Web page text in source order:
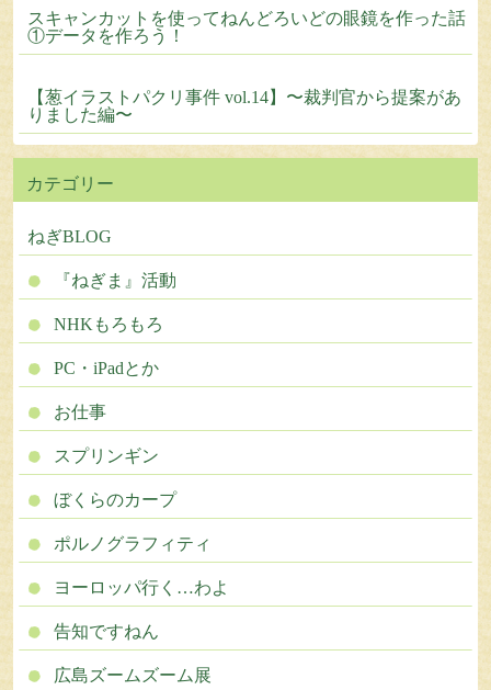
スキャンカットを使ってねんどろいどの眼鏡を作った話
①データを作ろう！
【葱イラストパクリ事件 vol.14】〜裁判官から提案があ
りました編〜
カテゴリー
ねぎBLOG
『ねぎま』活動
NHKもろもろ
PC・iPadとか
お仕事
スプリンギン
ぼくらのカープ
ポルノグラフィティ
ヨーロッパ行く…わよ
告知ですねん
広島ズームズーム展